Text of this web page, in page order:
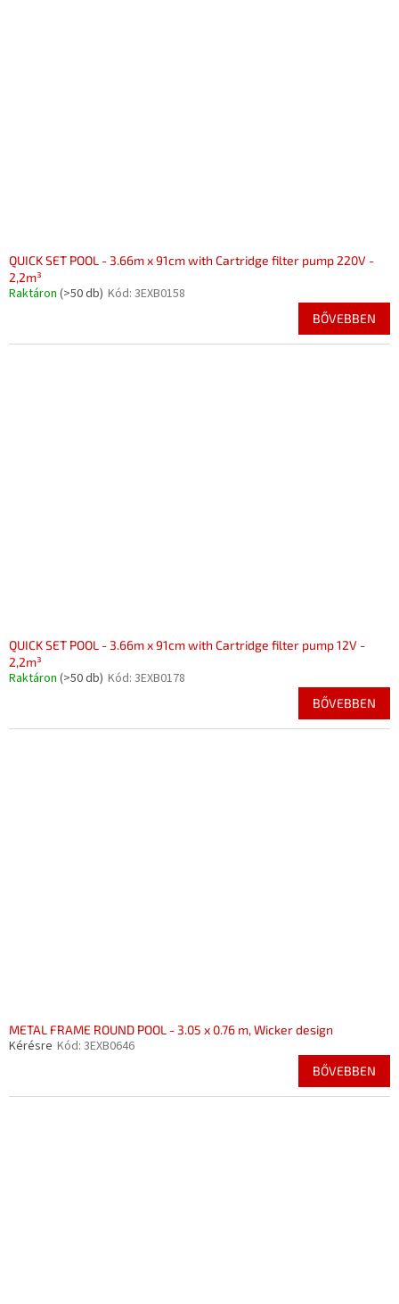
QUICK SET POOL - 3.66m x 91cm with Cartridge filter pump 220V -
2,2m³
Raktáron (>50 db) Kód: 3EXB0158
BŐVEBBEN
QUICK SET POOL - 3.66m x 91cm with Cartridge filter pump 12V -
2,2m³
Raktáron (>50 db) Kód: 3EXB0178
BŐVEBBEN
METAL FRAME ROUND POOL - 3.05 x 0.76 m, Wicker design
Kérésre Kód: 3EXB0646
BŐVEBBEN